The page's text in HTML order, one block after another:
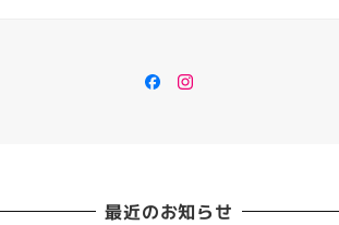
Facebook
Instagram
最近のお知らせ